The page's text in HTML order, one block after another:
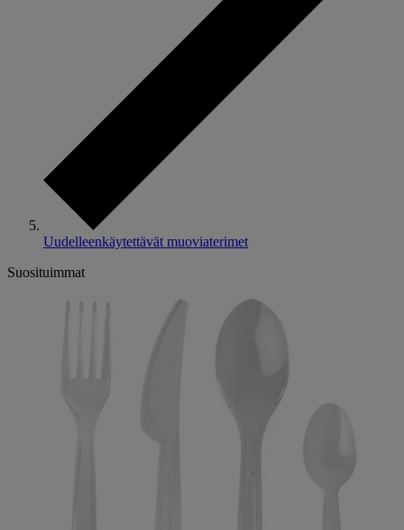
Uudelleenkäytettävät muoviaterimet
Suosituimmat